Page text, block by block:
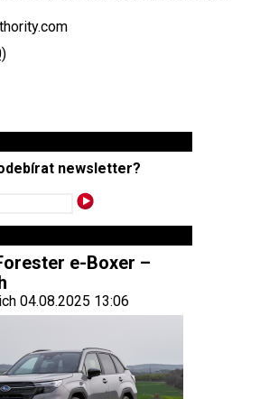
newsletter?
e-Boxer –
04.08.2025 13:06